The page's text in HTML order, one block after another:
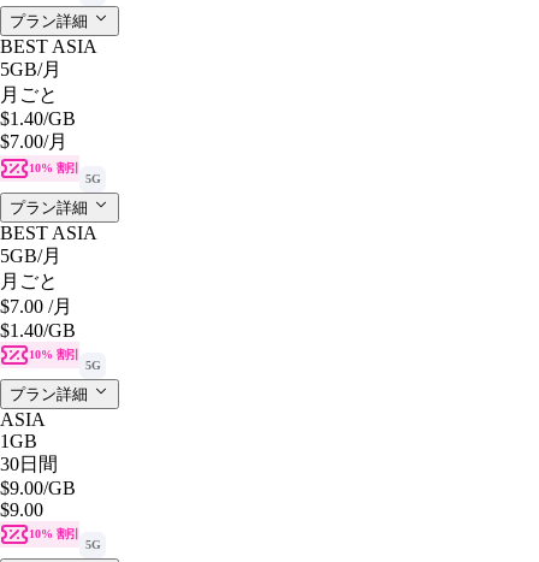
プラン詳細
BEST ASIA
5GB/月
月ごと
$1.40/GB
$7.00/月
10% 割引
5G
プラン詳細
BEST ASIA
5GB/月
月ごと
$7.00 /月
$1.40/GB
10% 割引
5G
プラン詳細
ASIA
1GB
30日間
$9.00/GB
$9.00
10% 割引
5G